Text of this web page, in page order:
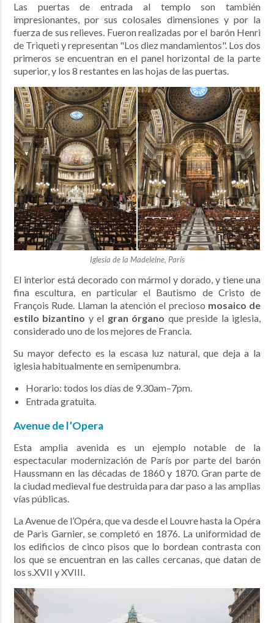
Las puertas de entrada al templo son también
impresionantes, por sus colosales dimensiones y por la
fuerza de sus relieves. Fueron realizadas por el barón Henri
de Triqueti y representan "Los diez mandamientos". Los dos
primeros se encuentran en el panel horizontal de la parte
superior, y los 8 restantes en las hojas de las puertas.
Iglesia de la Madeleine, París
El interior está decorado con mármol y dorado, y tiene una
fina escultura, en particular el Bautismo de Cristo de
François Rude. Llaman la atención el precioso mosaico de
estilo bizantino y el gran órgano que preside la iglesia,
considerado uno de los mejores de Francia.
Su mayor defecto es la escasa luz natural, que deja a la
iglesia habitualmente en semipenumbra.
Horario: todos los días de 9.30am–7pm.
Entrada gratuita.
Avenue de l’Opera
Esta amplia avenida es un ejemplo notable de la
espectacular modernización de París por parte del barón
Haussmann en las décadas de 1860 y 1870. Gran parte de
la ciudad medieval fue destruida para dar paso a las amplias
vías públicas.
La Avenue de l’Opéra, que va desde el Louvre hasta la Opéra
de Paris Garnier, se completó en 1876. La uniformidad de
los edificios de cinco pisos que lo bordean contrasta con
los que se encuentran en las calles cercanas, que datan de
los s.XVII y XVIII.